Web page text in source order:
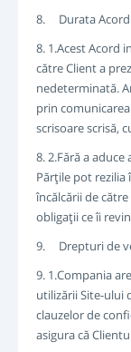
8. Durata
8. 1.Acest Acord
către Client a
nedeterminată.
prin
scrisoare scrisă,
8. 2.Fără a
Părţile pot rezilia
încălcării de
obligaţii ce îi
9. Drepturi de
9. 1.Compania
utilizării Site-ului
clauzelor de
asigura că